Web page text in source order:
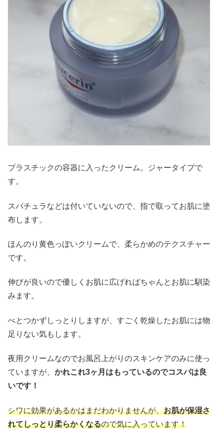
プラスチックの容器に入ったクリーム。ジャータイプで
す。
スパチュラなどは付いていないので、指で取ってお肌に塗
布します。
ほんのり黄色っぽいクリームで、柔らかめのテクスチャー
です。
伸びが良いので優しくお肌に広げればちゃんとお肌に馴染
みます。
べとつかずしっとりしますが、すごく乾燥したお肌には物
足りない気もします。
夜用クリームなのでお風呂上がりのスキンケアのみに使っ
ていますが、 かれこれ3ヶ月はもっているのでコスパは良
いです！
シワに効果があるかはまだわかりませんが、お肌が保湿さ
れてしっとり柔らかくなるので気に入っています！